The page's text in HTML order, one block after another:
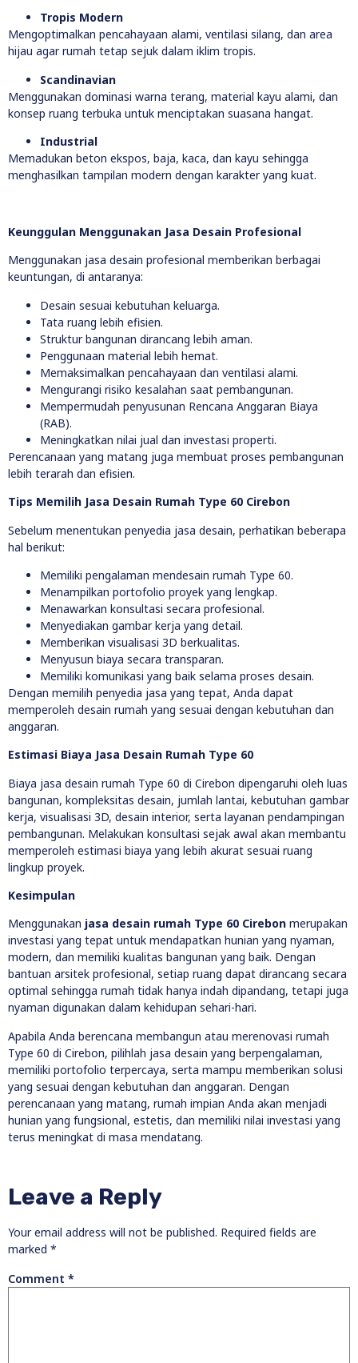
Tropis Modern
Mengoptimalkan pencahayaan alami, ventilasi silang, dan area
hijau agar rumah tetap sejuk dalam iklim tropis.
Scandinavian
Menggunakan dominasi warna terang, material kayu alami, dan
konsep ruang terbuka untuk menciptakan suasana hangat.
Industrial
Memadukan beton ekspos, baja, kaca, dan kayu sehingga
menghasilkan tampilan modern dengan karakter yang kuat.
Keunggulan Menggunakan Jasa Desain Profesional
Menggunakan jasa desain profesional memberikan berbagai
keuntungan, di antaranya:
Desain sesuai kebutuhan keluarga.
Tata ruang lebih efisien.
Struktur bangunan dirancang lebih aman.
Penggunaan material lebih hemat.
Memaksimalkan pencahayaan dan ventilasi alami.
Mengurangi risiko kesalahan saat pembangunan.
Mempermudah penyusunan Rencana Anggaran Biaya
(RAB).
Meningkatkan nilai jual dan investasi properti.
Perencanaan yang matang juga membuat proses pembangunan
lebih terarah dan efisien.
Tips Memilih Jasa Desain Rumah Type 60 Cirebon
Sebelum menentukan penyedia jasa desain, perhatikan beberapa
hal berikut:
Memiliki pengalaman mendesain rumah Type 60.
Menampilkan portofolio proyek yang lengkap.
Menawarkan konsultasi secara profesional.
Menyediakan gambar kerja yang detail.
Memberikan visualisasi 3D berkualitas.
Menyusun biaya secara transparan.
Memiliki komunikasi yang baik selama proses desain.
Dengan memilih penyedia jasa yang tepat, Anda dapat
memperoleh desain rumah yang sesuai dengan kebutuhan dan
anggaran.
Estimasi Biaya Jasa Desain Rumah Type 60
Biaya jasa desain rumah Type 60 di Cirebon dipengaruhi oleh luas
bangunan, kompleksitas desain, jumlah lantai, kebutuhan gambar
kerja, visualisasi 3D, desain interior, serta layanan pendampingan
pembangunan. Melakukan konsultasi sejak awal akan membantu
memperoleh estimasi biaya yang lebih akurat sesuai ruang
lingkup proyek.
Kesimpulan
Menggunakan jasa desain rumah Type 60 Cirebon merupakan
investasi yang tepat untuk mendapatkan hunian yang nyaman,
modern, dan memiliki kualitas bangunan yang baik. Dengan
bantuan arsitek profesional, setiap ruang dapat dirancang secara
optimal sehingga rumah tidak hanya indah dipandang, tetapi juga
nyaman digunakan dalam kehidupan sehari-hari.
Apabila Anda berencana membangun atau merenovasi rumah
Type 60 di Cirebon, pilihlah jasa desain yang berpengalaman,
memiliki portofolio terpercaya, serta mampu memberikan solusi
yang sesuai dengan kebutuhan dan anggaran. Dengan
perencanaan yang matang, rumah impian Anda akan menjadi
hunian yang fungsional, estetis, dan memiliki nilai investasi yang
terus meningkat di masa mendatang.
Leave a Reply
Your email address will not be published. Required fields are
marked *
Comment *